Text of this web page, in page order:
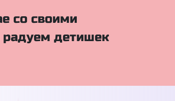
со своими
детишек